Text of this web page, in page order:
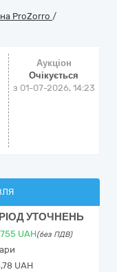
на ProZorro /
Аукціон
Очікується
з 01-07-2026, 14:23
УТОЧНЕНЬ
UAH(без ПДВ)
UAH